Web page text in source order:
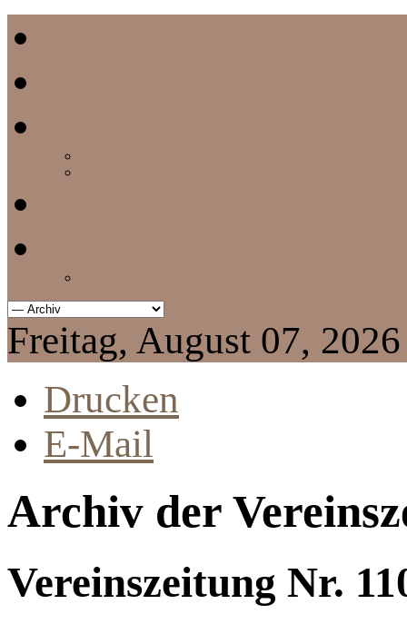
Freitag, August 07, 2026
Drucken
E-Mail
Archiv der
Vereinszeitung Nr.